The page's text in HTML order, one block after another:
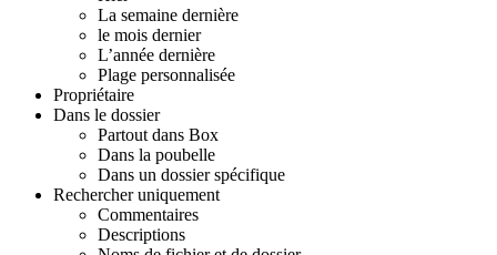
La semaine dernière
le mois dernier
L’année dernière
Plage personnalisée
Propriétaire
Dans le dossier
Partout dans Box
Dans la poubelle
Dans un dossier spécifique
Rechercher uniquement
Commentaires
Descriptions